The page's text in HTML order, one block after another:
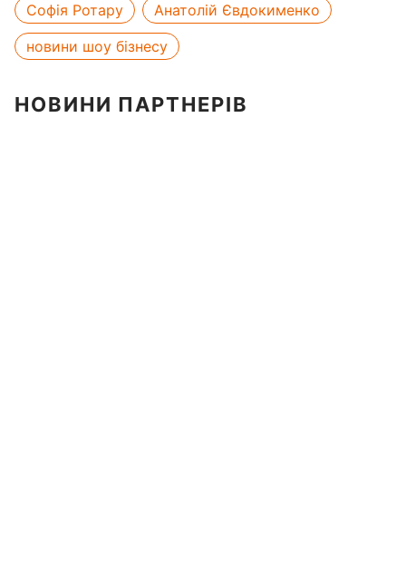
Софія Ротару
Анатолій Євдокименко
новини шоу бізнесу
НОВИНИ ПАРТНЕРІВ